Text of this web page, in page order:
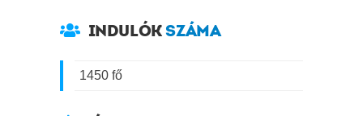
INDULÓKSZÁMA
1450 fő